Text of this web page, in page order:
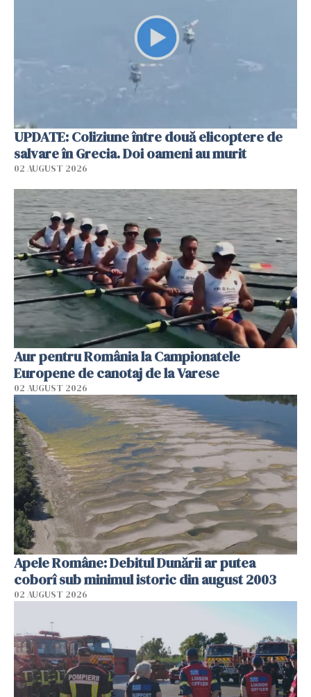
UPDATE: Coliziune între două elicoptere de
salvare în Grecia. Doi oameni au murit
02 AUGUST 2026
Aur pentru România la Campionatele
Europene de canotaj de la Varese
02 AUGUST 2026
Apele Române: Debitul Dunării ar putea
coborî sub minimul istoric din august 2003
02 AUGUST 2026